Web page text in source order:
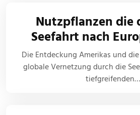
Nutzpflanzen die
Seefahrt nach
Die Entdeckung Amerikas und
globale Vernetzung durch die
tiefgreifenden…